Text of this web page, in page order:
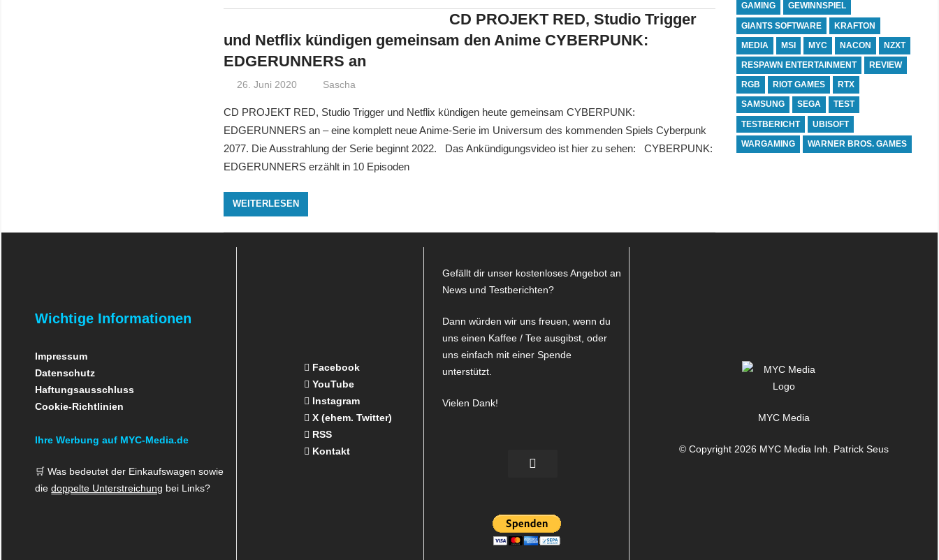
CD PROJEKT RED, Studio Trigger
und Netflix kündigen gemeinsam den Anime CYBERPUNK:
EDGERUNNERS an
26. Juni 2020 Sascha
CD PROJEKT RED, Studio Trigger und Netflix kündigen heute gemeinsam CYBERPUNK:
EDGERUNNERS an – eine komplett neue Anime-Serie im Universum des kommenden Spiels Cyberpunk
2077. Die Ausstrahlung der Serie beginnt 2022. Das Ankündigungsvideo ist hier zu sehen: CYBERPUNK:
EDGERUNNERS erzählt in 10 Episoden
WEITERLESEN
GAMING GEWINNSPIEL
GIANTS SOFTWARE KRAFTON
MEDIA MSI MYC NACON NZXT
RESPAWN ENTERTAINMENT REVIEW
RGB RIOT GAMES RTX
SAMSUNG SEGA TEST
TESTBERICHT UBISOFT
WARGAMING WARNER BROS. GAMES
Wichtige Informationen
Impressum
Datenschutz
Haftungsausschluss
Cookie-Richtlinien
Ihre Werbung auf MYC-Media.de
🛒 Was bedeutet der Einkaufswagen sowie
diedoppelte Unterstreichung bei Links?
Facebook
YouTube
Instagram
X (ehem. Twitter)
RSS
Kontakt
Gefällt dir unser kostenloses Angebot an
News und Testberichten?
Dann würden wir uns freuen, wenn du
uns einen Kaffee / Tee ausgibst, oder
uns einfach mit einer Spende
unterstützt.
Vielen Dank!
MYC Media
© Copyright 2026 MYC Media Inh. Patrick Seus